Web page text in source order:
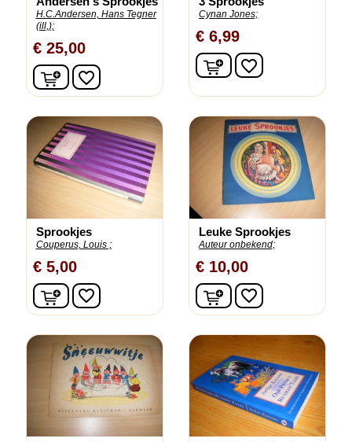
H.C.Andersen, Hans Tegner
(ill,);
€ 25,00
In winkelwagen
favorite_border
Cynan Jones;
€ 6,99
In winkelwagen
favorite_border
Sprookjes
Couperus, Louis ;
€ 5,00
In winkelwagen
favorite_border
Leuke Sprookjes
Auteur onbekend;
€ 10,00
In winkelwagen
favorite_border